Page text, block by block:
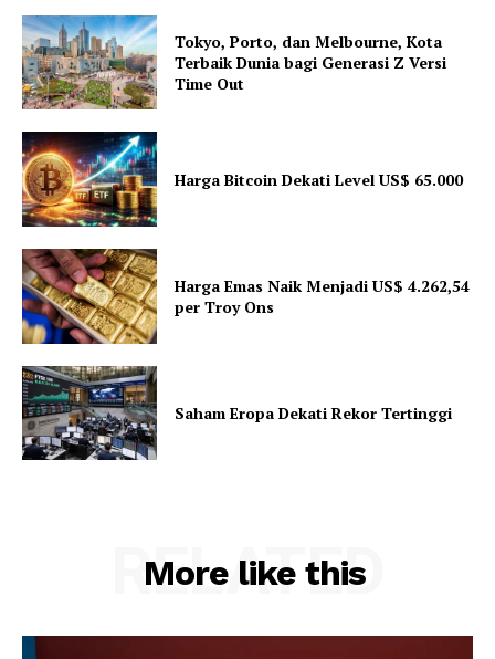
Tokyo, Porto, dan Melbourne, Kota
Terbaik Dunia bagi Generasi Z Versi
Time Out
Harga Bitcoin Dekati Level US$ 65.000
Harga Emas Naik Menjadi US$ 4.262,54
per Troy Ons
Saham Eropa Dekati Rekor Tertinggi
More like this
RELATED